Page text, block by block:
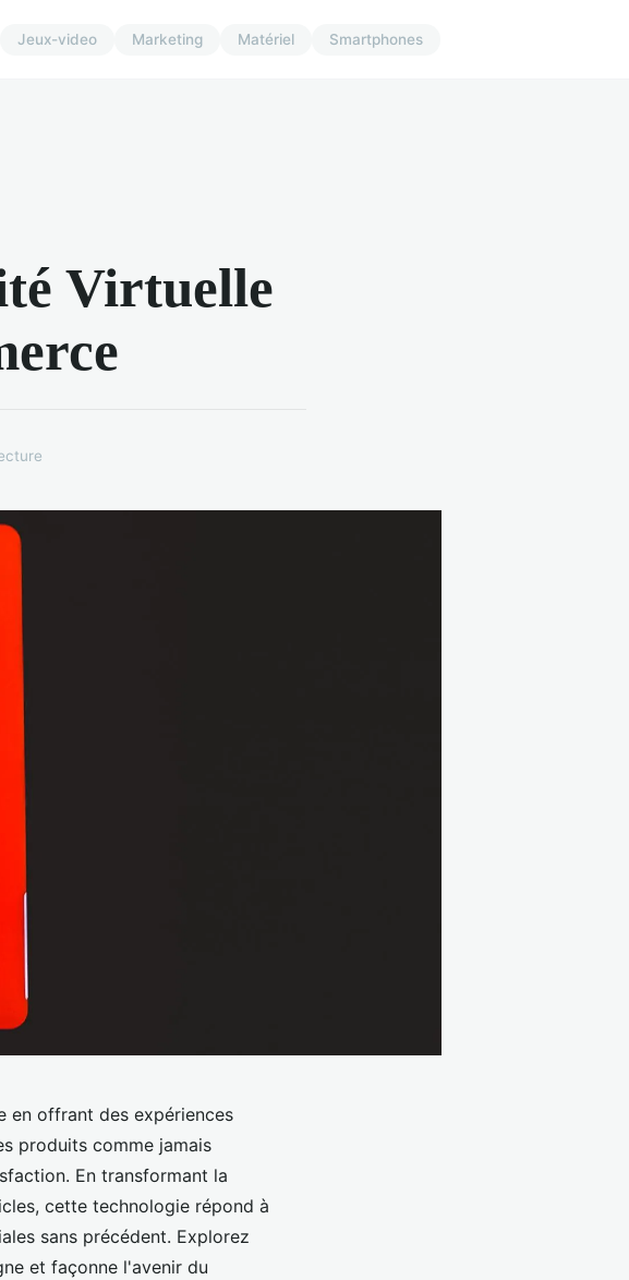
Jeux-video Marketing Matériel Smartphones
Virtuelle
en offrant des expériences
produits comme jamais
En transformant la
cette technologie répond à
sans précédent. Explorez
et façonne l'avenir du